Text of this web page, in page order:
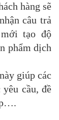
hàng sẽ
câu trả
tạo độ
phẩm dịch
giúp các
cầu, đề